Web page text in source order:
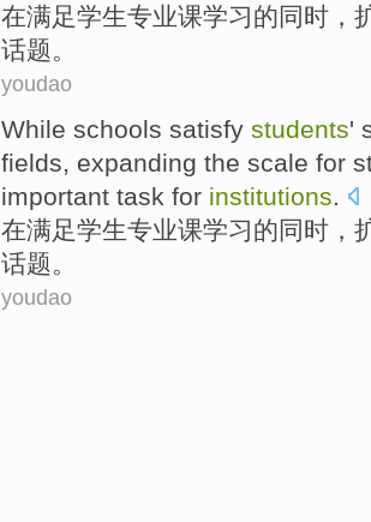
在满足学生专业课学习的同时，
话题。
youdao
While schools satisfy students'
fields, expanding the scale for
important task for institutions
在满足学生专业课学习的同时，
话题。
youdao